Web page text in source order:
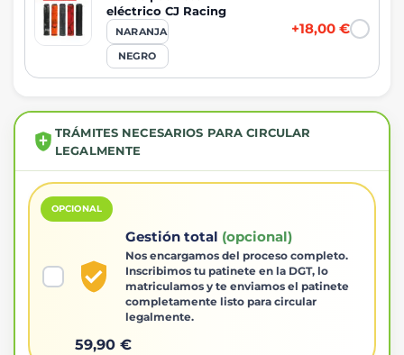
eléctrico CJ Racing
NARANJA
NEGRO
+18,00 €
TRÁMITES NECESARIOS PARA CIRCULAR
LEGALMENTE
OPCIONAL
Gestión total (opcional)
Nos encargamos del proceso completo.
Inscribimos tu patinete en la DGT, lo
matriculamos y te enviamos el patinete
completamente listo para circular
legalmente.
59,90 €